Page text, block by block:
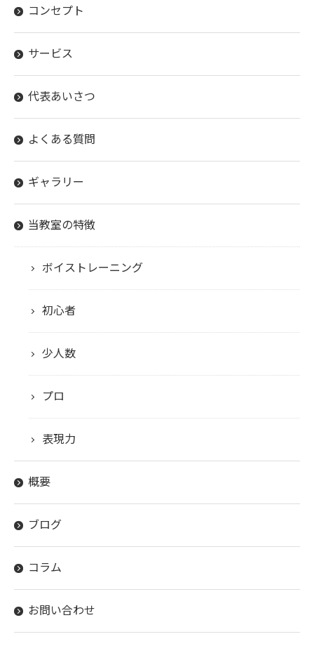
コンセプト
サービス
代表あいさつ
よくある質問
ギャラリー
当教室の特徴
ボイストレーニング
初心者
少人数
プロ
表現力
概要
ブログ
コラム
お問い合わせ